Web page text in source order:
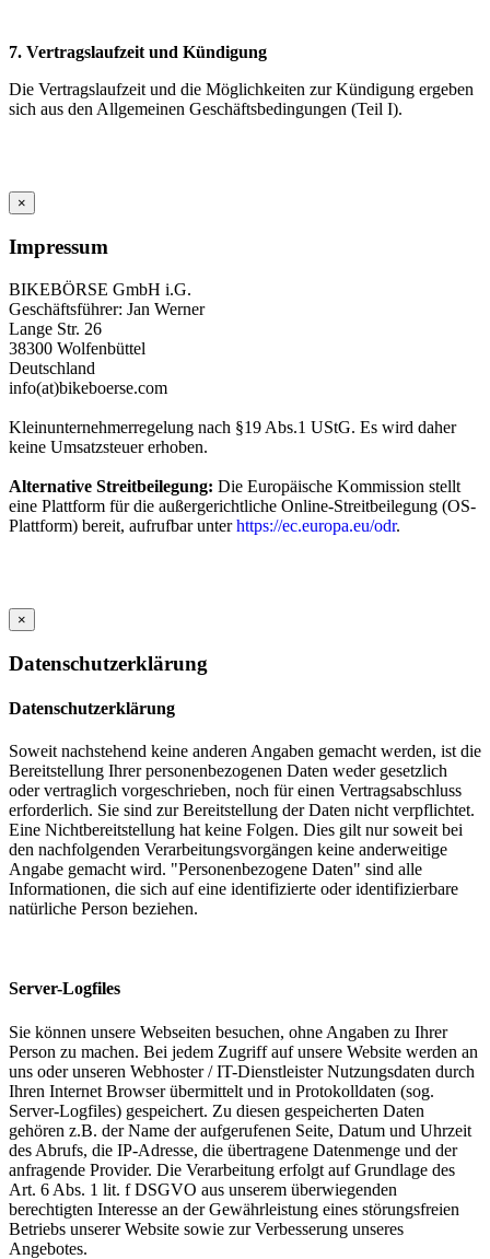
7. Vertragslaufzeit und Kündigung
Die Vertragslaufzeit und die Möglichkeiten zur Kündigung ergeben
sich aus den Allgemeinen Geschäftsbedingungen (Teil I).
×
Impressum
BIKEBÖRSE GmbH i.G.
Geschäftsführer: Jan Werner
Lange Str. 26
38300 Wolfenbüttel
Deutschland
info(at)bikeboerse.com
Kleinunternehmerregelung nach §19 Abs.1 UStG. Es wird daher
keine Umsatzsteuer erhoben.
Alternative Streitbeilegung: Die Europäische Kommission stellt
eine Plattform für die außergerichtliche Online-Streitbeilegung (OS-
Plattform) bereit, aufrufbar unterhttps://ec.europa.eu/odr.
×
Datenschutzerklärung
Datenschutzerklärung
Soweit nachstehend keine anderen Angaben gemacht werden, ist die
Bereitstellung Ihrer personenbezogenen Daten weder gesetzlich
oder vertraglich vorgeschrieben, noch für einen Vertragsabschluss
erforderlich. Sie sind zur Bereitstellung der Daten nicht verpflichtet.
Eine Nichtbereitstellung hat keine Folgen. Dies gilt nur soweit bei
den nachfolgenden Verarbeitungsvorgängen keine anderweitige
Angabe gemacht wird. "Personenbezogene Daten" sind alle
Informationen, die sich auf eine identifizierte oder identifizierbare
natürliche Person beziehen.
Server-Logfiles
Sie können unsere Webseiten besuchen, ohne Angaben zu Ihrer
Person zu machen. Bei jedem Zugriff auf unsere Website werden an
uns oder unseren Webhoster / IT-Dienstleister Nutzungsdaten durch
Ihren Internet Browser übermittelt und in Protokolldaten (sog.
Server-Logfiles) gespeichert. Zu diesen gespeicherten Daten
gehören z.B. der Name der aufgerufenen Seite, Datum und Uhrzeit
des Abrufs, die IP-Adresse, die übertragene Datenmenge und der
anfragende Provider. Die Verarbeitung erfolgt auf Grundlage des
Art. 6 Abs. 1 lit. f DSGVO aus unserem überwiegenden
berechtigten Interesse an der Gewährleistung eines störungsfreien
Betriebs unserer Website sowie zur Verbesserung unseres
Angebotes.